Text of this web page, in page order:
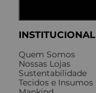
INSTITUCIONAL
Quem Somos
Nossas Lojas
Sustentabilidade
Tecidos e Insumos